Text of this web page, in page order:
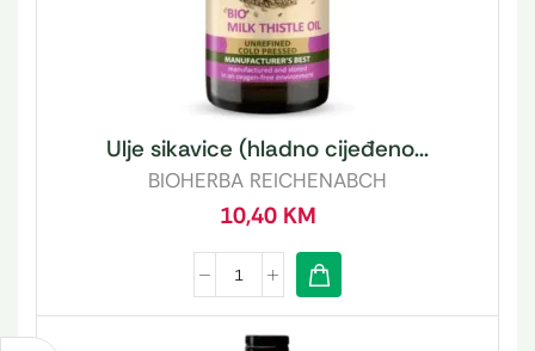
Ulje sikavice (hladno cijeđeno...
BIOHERBA REICHENABCH
10,40 KM